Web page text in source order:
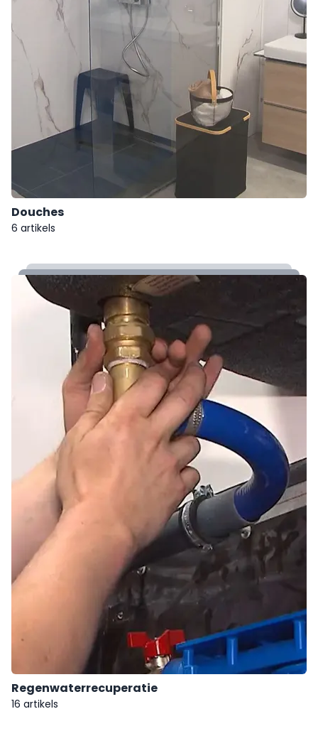
Douches
6 artikels
Regenwaterrecuperatie
16 artikels